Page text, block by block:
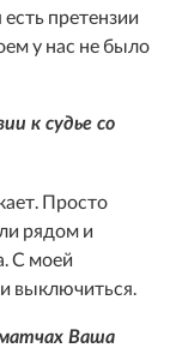
претензии
у нас не было
к судье со
Просто
рядом и
С моей
выключиться.
Ваша